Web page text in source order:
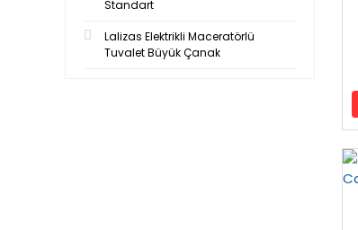
Standart
Lalizas Elektrikli Maceratörlü
Tuvalet Büyük Çanak